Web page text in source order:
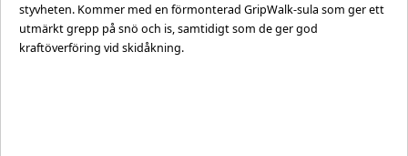
styvheten. Kommer med en förmonterad GripWalk-sula som ger ett
utmärkt grepp på snö och is, samtidigt som de ger god
kraftöverföring vid skidåkning.